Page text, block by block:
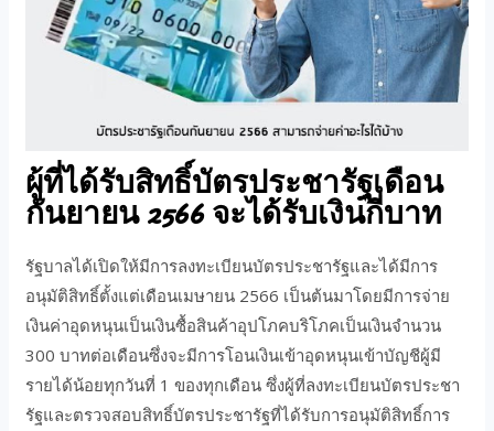
ผู้ที่ได้รับสิทธิ์บัตรประชารัฐเดือน
กันยายน 2566 จะได้รับเงินกี่บาท
รัฐบาลได้เปิดให้มีการลงทะเบียนบัตรประชารัฐและได้มีการ
อนุมัติสิทธิ์ตั้งแต่เดือนเมษายน 2566 เป็นต้นมาโดยมีการจ่าย
เงินค่าอุดหนุนเป็นเงินซื้อสินค้าอุปโภคบริโภคเป็นเงินจำนวน
300 บาทต่อเดือนซึ่งจะมีการโอนเงินเข้าอุดหนุนเข้าบัญชีผู้มี
รายได้น้อยทุกวันที่ 1 ของทุกเดือน ซึ่งผู้ที่ลงทะเบียนบัตรประชา
รัฐและตรวจสอบสิทธิ์บัตรประชารัฐที่ได้รับการอนุมัติสิทธิ์การ